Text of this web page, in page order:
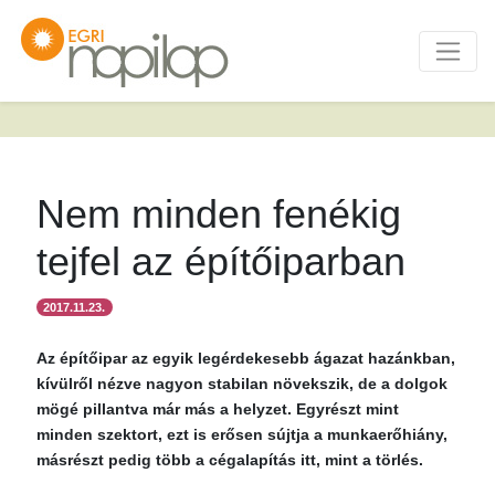
Nem minden fenékig
tejfel az építőiparban
2017.11.23.
Az építőipar az egyik legérdekesebb ágazat hazánkban,
kívülről nézve nagyon stabilan növekszik, de a dolgok
mögé pillantva már más a helyzet. Egyrészt mint
minden szektort, ezt is erősen sújtja a munkaerőhiány,
másrészt pedig több a cégalapítás itt, mint a törlés.